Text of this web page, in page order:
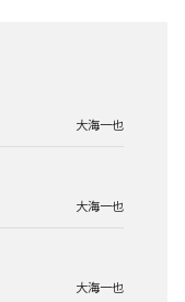
大海一也
大海一也
大海一也